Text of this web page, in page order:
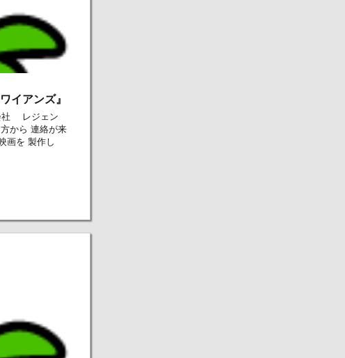
イアンズ』
社 レジェン
から 連絡が来
画を 製作し